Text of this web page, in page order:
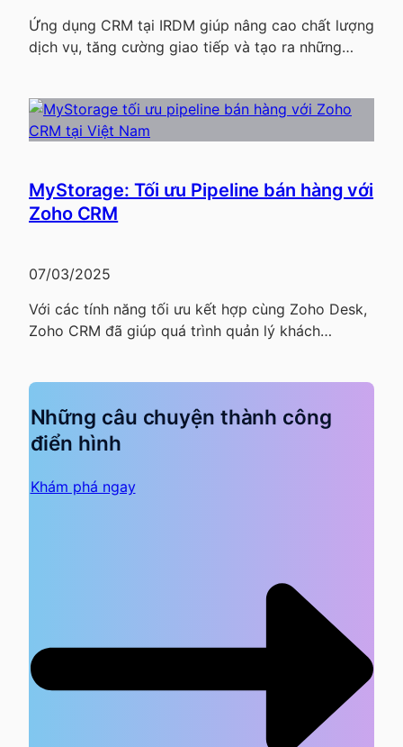
Ứng dụng CRM tại IRDM giúp nâng cao chất lượng
dịch vụ, tăng cường giao tiếp và tạo ra những…
MyStorage: Tối ưu Pipeline bán hàng với
Zoho CRM
07/03/2025
Với các tính năng tối ưu kết hợp cùng Zoho Desk,
Zoho CRM đã giúp quá trình quản lý khách…
Những câu chuyện thành công
điển hình
Khám phá ngay